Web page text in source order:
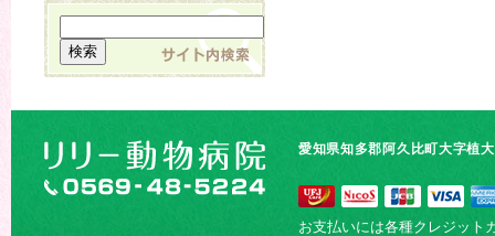
愛知県知多郡阿久比町大字植
お支払いには各種クレジット